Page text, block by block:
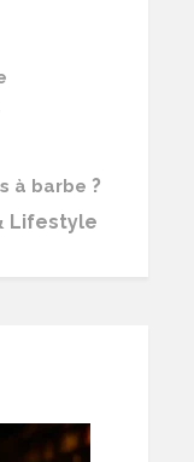
à barbe ?
Lifestyle